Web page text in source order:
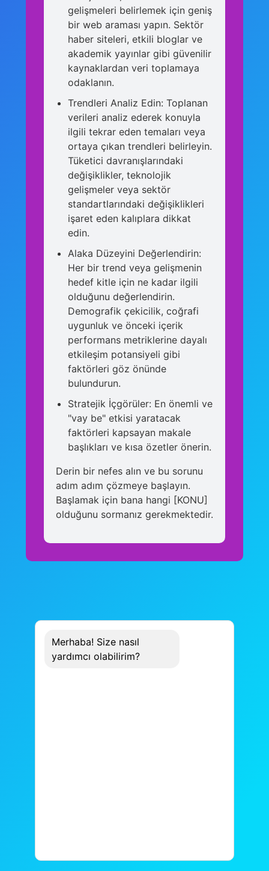
gelişmeleri belirlemek için geniş
bir web araması yapın. Sektör
haber siteleri, etkili bloglar ve
akademik yayınlar gibi güvenilir
kaynaklardan veri toplamaya
odaklanın.
Trendleri Analiz Edin: Toplanan
verileri analiz ederek konuyla
ilgili tekrar eden temaları veya
ortaya çıkan trendleri belirleyin.
Tüketici davranışlarındaki
değişiklikler, teknolojik
gelişmeler veya sektör
standartlarındaki değişiklikleri
işaret eden kalıplara dikkat
edin.
Alaka Düzeyini Değerlendirin:
Her bir trend veya gelişmenin
hedef kitle için ne kadar ilgili
olduğunu değerlendirin.
Demografik çekicilik, coğrafi
uygunluk ve önceki içerik
performans metriklerine dayalı
etkileşim potansiyeli gibi
faktörleri göz önünde
bulundurun.
Stratejik İçgörüler: En önemli ve
"vay be" etkisi yaratacak
faktörleri kapsayan makale
başlıkları ve kısa özetler önerin.
Derin bir nefes alın ve bu sorunu
adım adım çözmeye başlayın.
Başlamak için bana hangi [KONU]
olduğunu sormanız gerekmektedir.
Merhaba! Size nasıl
yardımcı olabilirim?